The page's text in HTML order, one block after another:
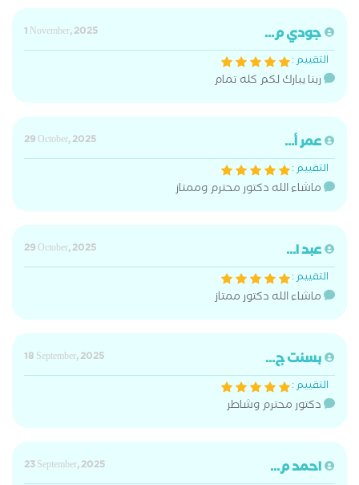
جودي م...
1 November, 2025
التقييم :
ربنا يبارك لكم كله تمام
عمر أ...
29 October, 2025
التقييم :
ماشاء الله دكتور محترم وممتاز
عبد ا...
29 October, 2025
التقييم :
ماشاء الله دكتور ممتاز
بسنت ج...
18 September, 2025
التقييم :
دكتور محترم وشاطر
احمد م...
23 September, 2025